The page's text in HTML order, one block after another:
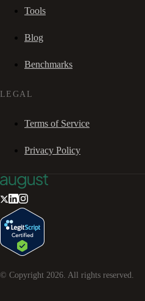
Tools
Blog
Benchmarks
LEGAL
Terms of Service
Privacy Policy
© Copyright 2026. All rights reserved.